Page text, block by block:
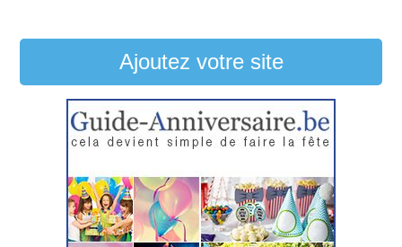
Ajoutez votre site